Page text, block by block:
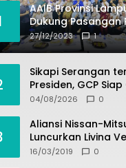
AAIB Provinsi
Dukung
Gibran
27/12/2023 1
Sikapi Serangan
Presiden, GCP
Akbar 10 Ribu
04/08/2026 0
Aliansi Nissan-
Luncurkan Livina
16/03/2019 0